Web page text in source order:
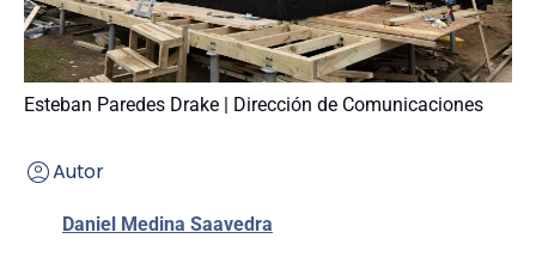
Esteban Paredes Drake | Dirección de Comunicaciones
Autor
Daniel Medina Saavedra